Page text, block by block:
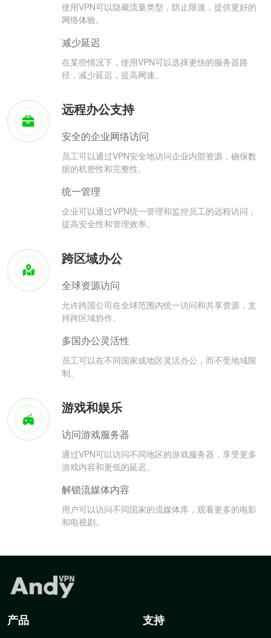
使用VPN可以隐藏流量类型，防止限速，提供更好的
网络体验。
减少延迟
在某些情况下，使用VPN可以选择更快的服务器路
径，减少延迟，提高网速。
远程办公支持
安全的企业网络访问
员工可以通过VPN安全地访问企业内部资源，确保数
据的机密性和完整性。
统一管理
企业可以通过VPN统一管理和监控员工的远程访问，
提高安全性和管理效率。
跨区域办公
全球资源访问
允许跨国公司在全球范围内统一访问和共享资源，支
持跨区域协作。
多国办公灵活性
员工可以在不同国家或地区灵活办公，而不受地域限
制。
游戏和娱乐
访问游戏服务器
通过VPN可以访问不同地区的游戏服务器，享受更多
游戏内容和更低的延迟。
解锁流媒体内容
用户可以访问不同国家的流媒体库，观看更多的电影
和电视剧。
产品 支持